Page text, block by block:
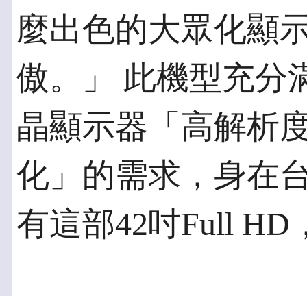
麼出色的大眾化顯
傲。」 此機型充分
晶顯示器「高解析
化」的需求，身在
有這部42吋Full HD